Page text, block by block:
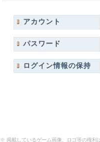
アカウント
パスワード
ログイン情報の保持
※ 掲載しているゲーム画像、ロゴ等の権利